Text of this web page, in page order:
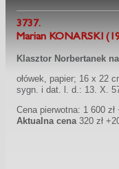
3737.
Marian KONARSKI
Klasztor Norbertanek
ołówek, papier; 16 x 22
sygn. i dat. l. d.: 13. X.
Cena pierwotna: 1 600
Aktualna cena320 zł